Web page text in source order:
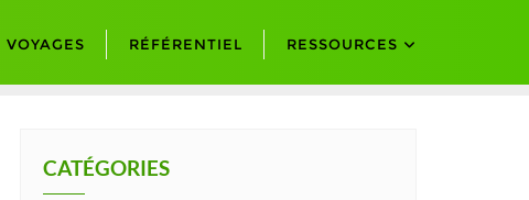
VOYAGES RÉFÉRENTIEL RESSOURCES
CATÉGORIES